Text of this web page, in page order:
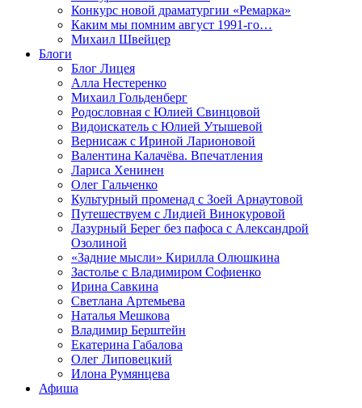
Конкурс новой драматургии «Ремарка»
Каким мы помним август 1991-го…
Михаил Швейцер
Блоги
Блог Лицея
Алла Нестеренко
Михаил Гольденберг
Родословная с Юлией Свинцовой
Видоискатель с Юлией Утышевой
Вернисаж с Ириной Ларионовой
Валентина Калачёва. Впечатления
Лариса Хенинен
Олег Гальченко
Культурный променад с Зоей Арнаутовой
Путешествуем с Лидией Винокуровой
Лазурный Берег без пафоса с Александрой
Озолиной
«Задние мысли» Кирилла Олюшкина
Застолье с Владимиром Софиенко
Ирина Савкина
Светлана Артемьева
Наталья Мешкова
Владимир Берштейн
Екатерина Габалова
Олег Липовецкий
Илона Румянцева
Афиша